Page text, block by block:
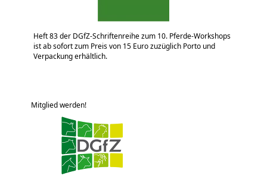
Heft 83 der DGfZ-Schriftenreihe zum 10. Pferde-Workshops
ist ab sofort zum Preis von 15 Euro zuzüglich Porto und
Verpackung erhältlich.
Mitglied werden!